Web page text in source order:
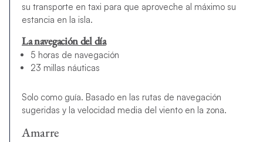
su transporte en taxi para que aproveche al máximo su
estancia en la isla.
La navegación del día
5 horas de navegación
23 millas náuticas
Solo como guía. Basado en las rutas de navegación
sugeridas y la velocidad media del viento en la zona.
Amarre